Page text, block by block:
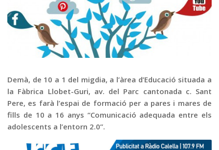
Graella
Publicitat
Contacte
Demà, de 10 a 1 del migdia, a l’àrea d’Educació situada a
la Fàbrica Llobet-Guri, av. del Parc cantonada c. Sant
Pere, es farà l’espai de formació per a pares i mares de
fills de 10 a 16 anys “Comunicació adequada entre els
adolescents a l’entorn 2.0”.